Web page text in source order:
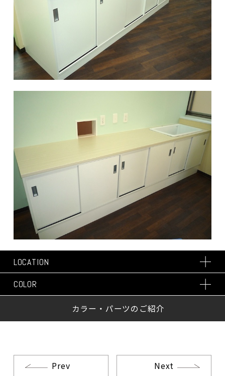
LOCATION
COLOR
カラー・パーツのご紹介
Prev Next